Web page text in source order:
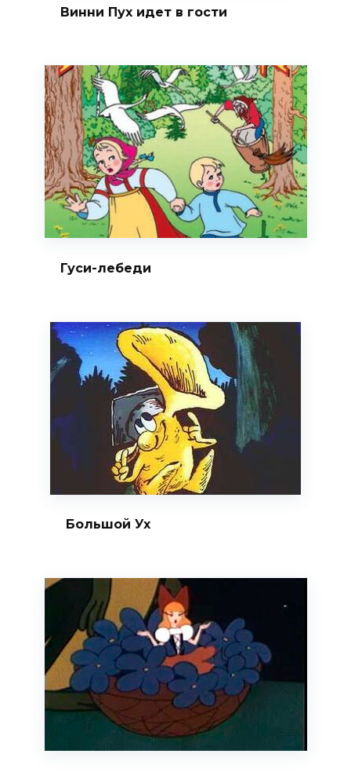
Винни Пух идет в гости
Гуси-лебеди
Большой Ух